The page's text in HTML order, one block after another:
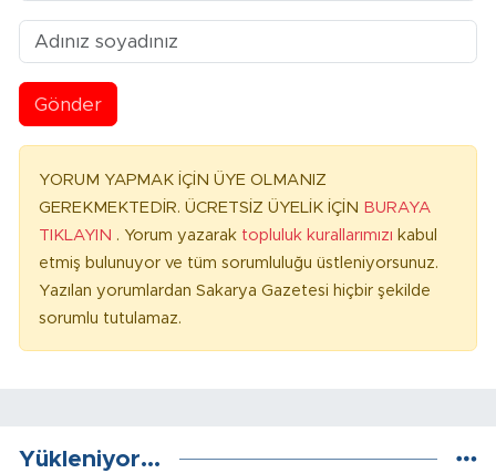
Gönder
YORUM YAPMAK İÇİN ÜYE OLMANIZ
GEREKMEKTEDİR. ÜCRETSİZ ÜYELİK İÇİN BURAYA
TIKLAYIN . Yorum yazarak topluluk kurallarımızı kabul
etmiş bulunuyor ve tüm sorumluluğu üstleniyorsunuz.
Yazılan yorumlardan Sakarya Gazetesi hiçbir şekilde
sorumlu tutulamaz.
Yükleniyor...